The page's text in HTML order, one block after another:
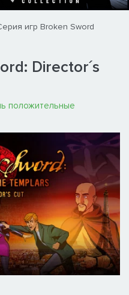
игр Broken Sword
Director´s
положительные